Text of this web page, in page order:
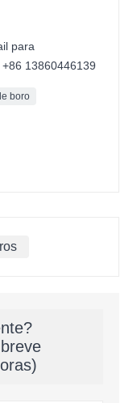
para
13860446139
boro